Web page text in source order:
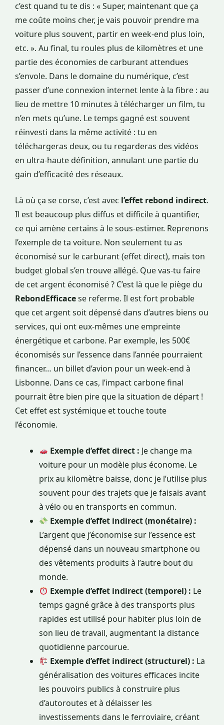
c’est quand tu te dis : « Super, maintenant que ça
me coûte moins cher, je vais pouvoir prendre ma
voiture plus souvent, partir en week-end plus loin,
etc. ». Au final, tu roules plus de kilomètres et une
partie des économies de carburant attendues
s’envole. Dans le domaine du numérique, c’est
passer d’une connexion internet lente à la fibre : au
lieu de mettre 10 minutes à télécharger un film, tu
n’en mets qu’une. Le temps gagné est souvent
réinvesti dans la même activité : tu en
téléchargeras deux, ou tu regarderas des vidéos
en ultra-haute définition, annulant une partie du
gain d’efficacité des réseaux.
Là où ça se corse, c’est avec l’effet rebond indirect.
Il est beaucoup plus diffus et difficile à quantifier,
ce qui amène certains à le sous-estimer. Reprenons
l’exemple de ta voiture. Non seulement tu as
économisé sur le carburant (effet direct), mais ton
budget global s’en trouve allégé. Que vas-tu faire
de cet argent économisé ? C’est là que le piège du
RebondEfficacese referme. Il est fort probable
que cet argent soit dépensé dans d’autres biens ou
services, qui ont eux-mêmes une empreinte
énergétique et carbone. Par exemple, les 500€
économisés sur l’essence dans l’année pourraient
financer… un billet d’avion pour un week-end à
Lisbonne. Dans ce cas, l’impact carbone final
pourrait être bien pire que la situation de départ !
Cet effet est systémique et touche toute
l’économie.
Exemple d’effet direct : Je change ma
voiture pour un modèle plus économe. Le
prix au kilomètre baisse, donc je l’utilise plus
souvent pour des trajets que je faisais avant
à vélo ou en transports en commun.
Exemple d’effet indirect (monétaire) :
L’argent que j’économise sur l’essence est
dépensé dans un nouveau smartphone ou
des vêtements produits à l’autre bout du
monde.
Exemple d’effet indirect (temporel) : Le
temps gagné grâce à des transports plus
rapides est utilisé pour habiter plus loin de
son lieu de travail, augmentant la distance
quotidienne parcourue.
Exemple d’effet indirect (structurel) : La
généralisation des voitures efficaces incite
les pouvoirs publics à construire plus
d’autoroutes et à délaisser les
investissements dans le ferroviaire, créant